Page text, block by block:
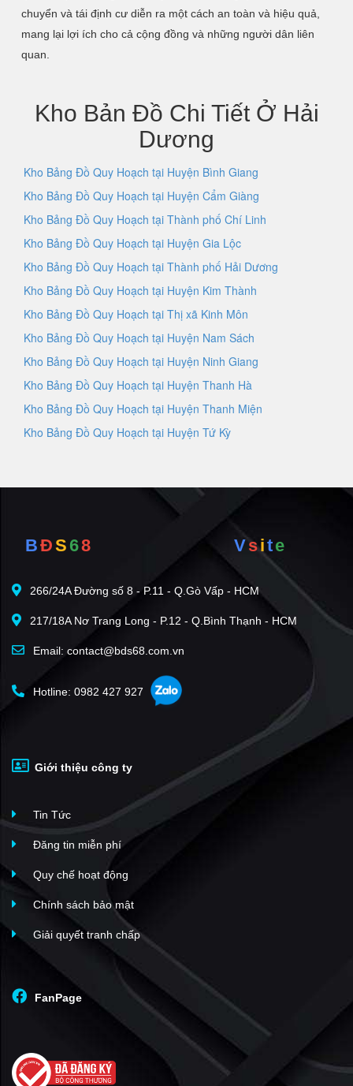
chuyển và tái định cư diễn ra một cách an toàn và hiệu quả,
mang lại lợi ích cho cả cộng đồng và những người dân liên
quan.
Kho Bản Đồ Chi Tiết Ở Hải
Dương
Kho Bảng Đồ Quy Hoạch tại Huyện Bình Giang
Kho Bảng Đồ Quy Hoạch tại Huyện Cẩm Giàng
Kho Bảng Đồ Quy Hoạch tại Thành phố Chí Linh
Kho Bảng Đồ Quy Hoạch tại Huyện Gia Lộc
Kho Bảng Đồ Quy Hoạch tại Thành phố Hải Dương
Kho Bảng Đồ Quy Hoạch tại Huyện Kim Thành
Kho Bảng Đồ Quy Hoạch tại Thị xã Kinh Môn
Kho Bảng Đồ Quy Hoạch tại Huyện Nam Sách
Kho Bảng Đồ Quy Hoạch tại Huyện Ninh Giang
Kho Bảng Đồ Quy Hoạch tại Huyện Thanh Hà
Kho Bảng Đồ Quy Hoạch tại Huyện Thanh Miện
Kho Bảng Đồ Quy Hoạch tại Huyện Tứ Kỳ
BĐS68 Vsite
266/24A Đường số 8 - P.11 - Q.Gò Vấp - HCM
217/18A Nơ Trang Long - P.12 - Q.Bình Thạnh - HCM
Email: contact@bds68.com.vn
Hotline: 0982 427 927
Giới thiệu công ty
Tin Tức
Đăng tin miễn phí
Quy chế hoạt động
Chính sách bảo mật
Giải quyết tranh chấp
FanPage